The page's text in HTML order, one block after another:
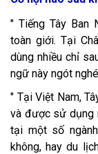
" Tiếng Tây Ban
toàn giới. Tại
dùng nhiều chỉ
ngữ này ngót
" Tại Việt Nam,
và được sử dụng
tại một số
không, hay du